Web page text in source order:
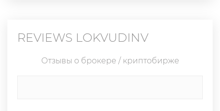
REVIEWS LOKVUDINV
Отзывы о брокере / криптобирже